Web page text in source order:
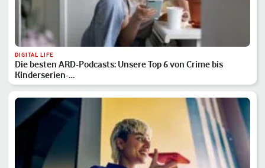
DIGITAL LIFE
Die besten ARD-Podcasts: Unsere Top 6 von Crime bis
Kinderserien-…